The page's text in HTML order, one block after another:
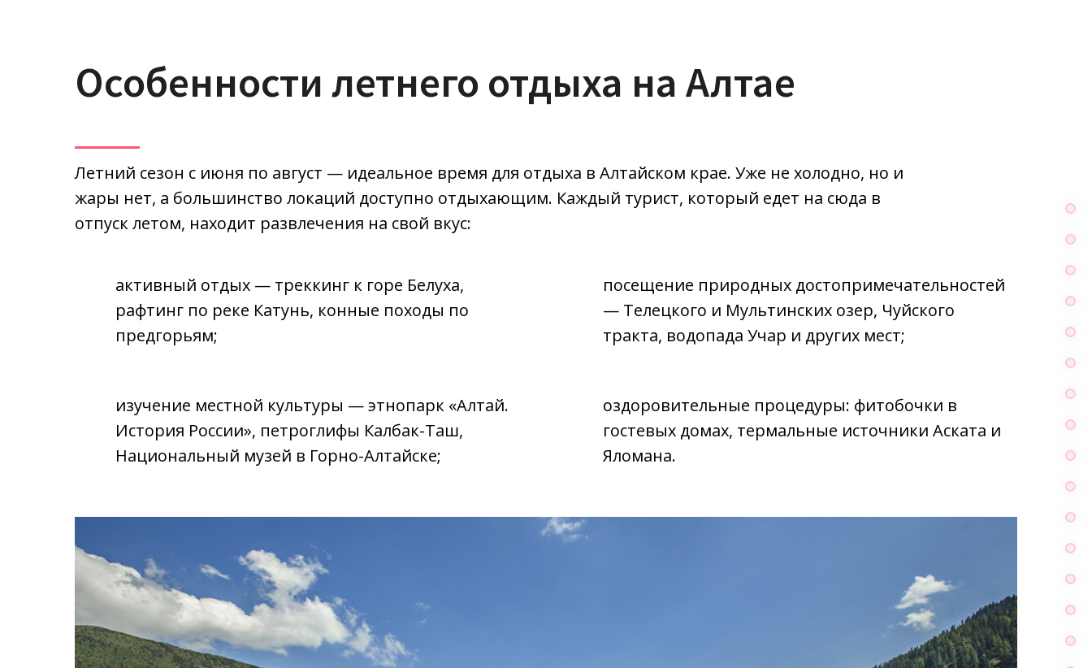
Особенности летнего отдыха на Алтае
Летний сезон с июня по август — идеальное время для отдыха в Алтайском крае. Уже не холодно, но и
жары нет, а большинство локаций доступно отдыхающим. Каждый турист, который едет на сюда в
отпуск летом, находит развлечения на свой вкус:
активный отдых — треккинг к горе Белуха,
рафтинг по реке Катунь, конные походы по
предгорьям;
посещение природных достопримечательностей
— Телецкого и Мультинских озер, Чуйского
тракта, водопада Учар и других мест;
изучение местной культуры — этнопарк «Алтай.
История России», петроглифы Калбак-Таш,
Национальный музей в Горно-Алтайске;
оздоровительные процедуры: фитобочки в
гостевых домах, термальные источники Аската и
Яломана.